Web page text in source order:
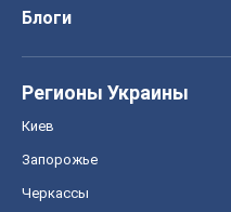
Блоги
Регионы Украины
Киев
Запорожье
Черкассы